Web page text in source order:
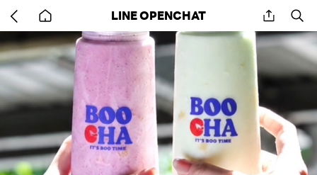
back
to
home
LINE OPENCHAT share